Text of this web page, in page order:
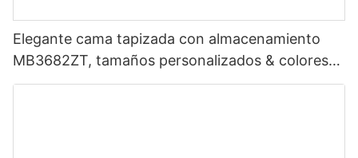
Elegante cama tapizada con almacenamiento
MB3682ZT, tamaños personalizados & colores
Precio de fábrica - Muebles JLH